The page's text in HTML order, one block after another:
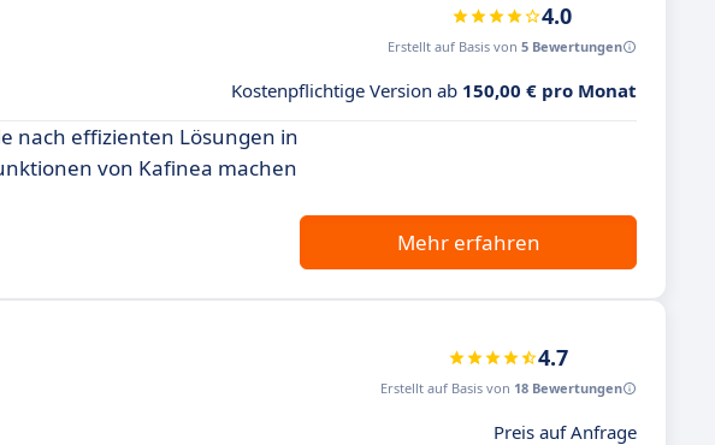
4.0
Erstellt auf Basis von 5 Bewertungen
Kostenpflichtige Version ab 150,00 € pro Monat
nach effizienten Lösungen in
von Kafinea machen
Mehr erfahren
4.7
Erstellt auf Basis von 18 Bewertungen
Preis auf Anfrage